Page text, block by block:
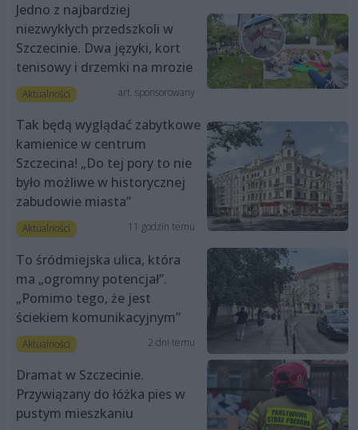
Jedno z najbardziej
niezwykłych przedszkoli w
Szczecinie. Dwa języki, kort
tenisowy i drzemki na mrozie
Aktualności art. sponsorowany
Tak będą wyglądać zabytkowe
kamienice w centrum
Szczecina! „Do tej pory to nie
było możliwe w historycznej
zabudowie miasta”
Aktualności 11 godzin temu
To śródmiejska ulica, która
ma „ogromny potencjał”.
„Pomimo tego, że jest
ściekiem komunikacyjnym”
Aktualności 2 dni temu
Dramat w Szczecinie.
Przywiązany do łóżka pies w
pustym mieszkaniu